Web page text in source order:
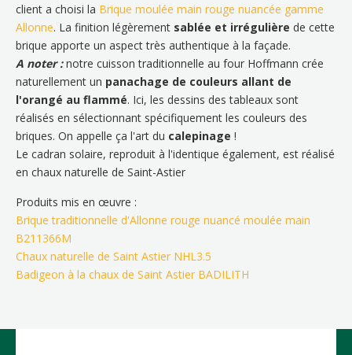
client a choisi la Brique moulée main rouge nuancée gamme
Allonne. La finition légèrement sablée et irrégulière de cette
brique apporte un aspect très authentique à la façade.
A noter :notre cuisson traditionnelle au four Hoffmann crée
naturellement un panachage de couleurs allant de
l'orangé au flammé. Ici, les dessins des tableaux sont
réalisés en sélectionnant spécifiquement les couleurs des
briques. On appelle ça l'art du calepinage !
Le cadran solaire, reproduit à l'identique également, est réalisé
en chaux naturelle de Saint-Astier
Produits mis en œuvre :
Brique traditionnelle d'Allonne rouge nuancé moulée main
B211366M
Chaux naturelle de Saint Astier NHL3.5
Badigeon à la chaux de Saint Astier BADILITH